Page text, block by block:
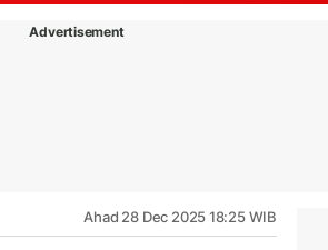
Advertisement
Ahad 28 Dec 2025 18:25 WIB